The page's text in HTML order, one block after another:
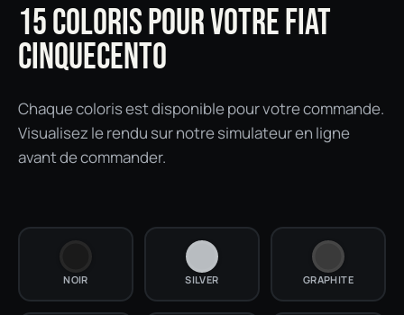
15 COLORIS POUR VOTRE FIAT
CINQUECENTO
Chaque coloris est disponible pour votre commande.
Visualisez le rendu sur notre simulateur en ligne
avant de commander.
NOIR SILVER GRAPHITE